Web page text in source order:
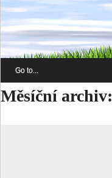
Měsíční archiv: